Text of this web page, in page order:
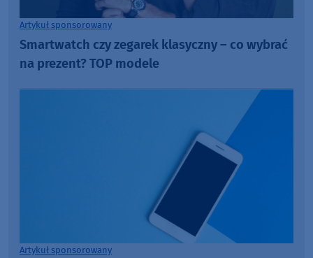
Artykuł sponsorowany
Smartwatch czy zegarek klasyczny – co wybrać
na prezent? TOP modele
Artykuł sponsorowany